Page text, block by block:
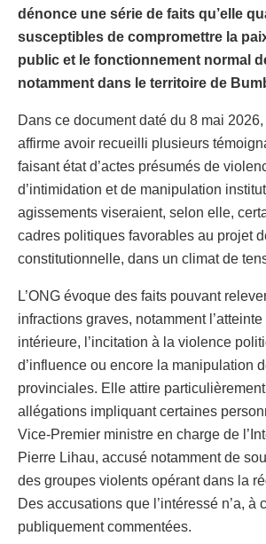
dénonce une série de faits qu’elle
susceptibles de compromettre la
public et le fonctionnement normal
notamment dans le territoire de
Dans ce document daté du 8 mai 2026,
affirme avoir recueilli plusieurs
faisant état d’actes présumés de
d’intimidation et de manipulation
agissements viseraient, selon elle,
cadres politiques favorables au projet
constitutionnelle, dans un climat de
L’ONG évoque des faits pouvant
infractions graves, notamment
intérieure, l’incitation à la violence
d’influence ou encore la manipulation
provinciales. Elle attire
allégations impliquant certaines
Vice-Premier ministre en charge de
Pierre Lihau, accusé notamment de
des groupes violents opérant dans la
Des accusations que l’intéressé n’a, à
publiquement commentées.